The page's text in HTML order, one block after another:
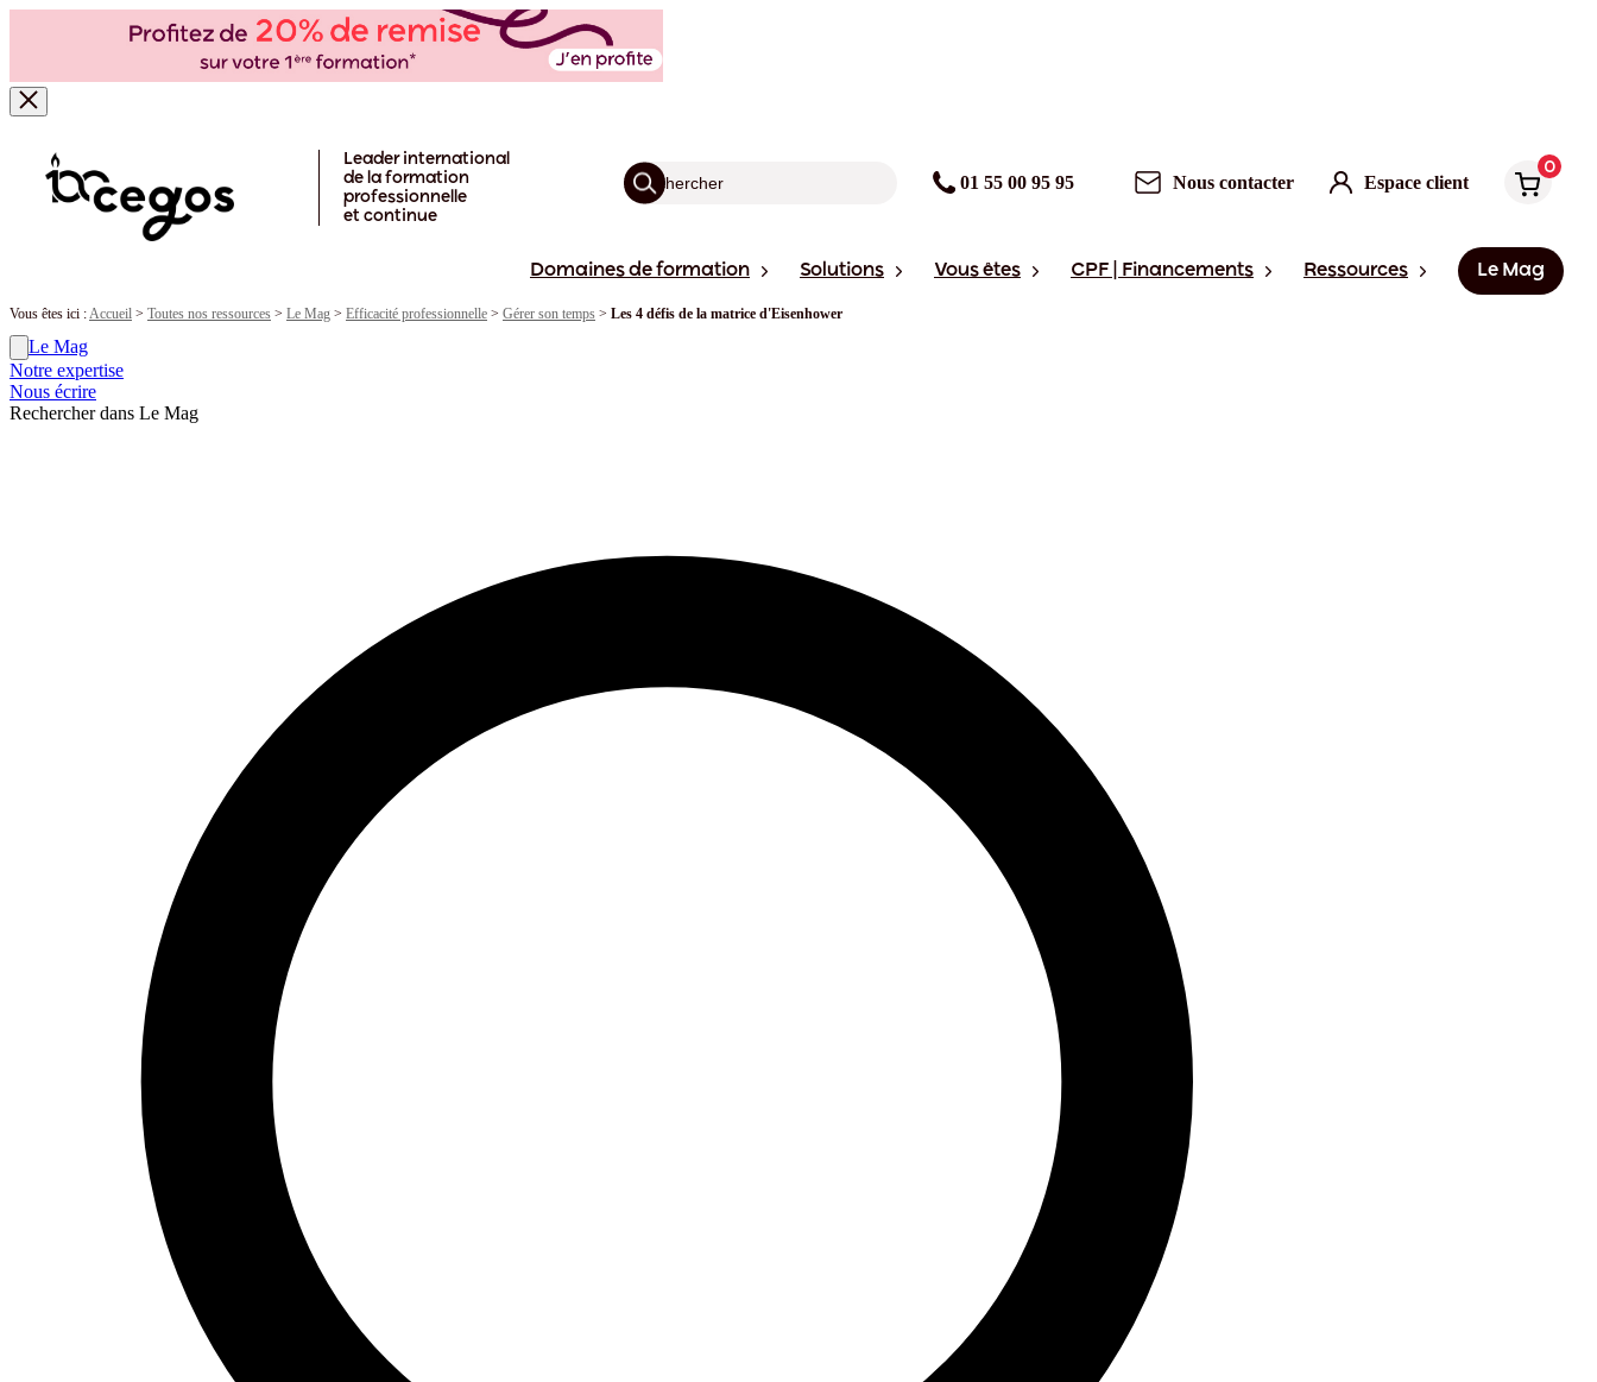
Leader international
de la formation
professionnelle
et continue
01 55 00 95 95 Nous contacter Espace client
0
Domaines de formation Solutions Vous êtes CPF | Financements Ressources Le Mag
Vous êtes ici :Accueil > Toutes nos ressources > Le Mag > Efficacité professionnelle > Gérer son temps > Les 4 défis de la matrice d'Eisenhower
Le Mag
Notre expertise
Nous écrire
Rechercher dans Le Mag